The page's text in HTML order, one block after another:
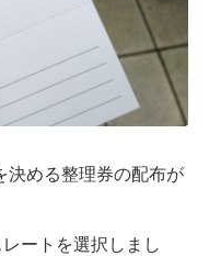
決める整理券の配布が
ートを選択しまし